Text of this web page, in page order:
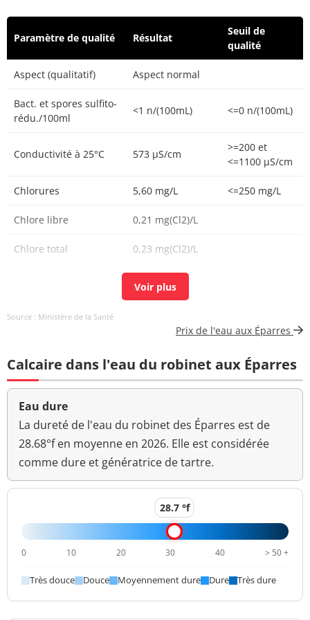
Paramètre de qualité Résultat
Seuil de
qualité
Aspect (qualitatif) Aspect normal
Bact. et spores sulfito-
rédu./100ml
<1 n/(100mL) <=0 n/(100mL)
Conductivité à 25°C 573 µS/cm
>=200 et
<=1100 µS/cm
Chlorures 5,60 mg/L <=250 mg/L
Chlore libre 0,21 mg(Cl2)/L
Chlore total 0,23 mg(Cl2)/L
N.M. mg/L
Carbone organique
0,61 mg(C)/L <=2 mg(C)/L
Coloration <5 mg(Pt)/L <=15 mg(Pt)/L
/100ml-MS
Bact. aér. revivifiables
<1 n/mL
Bact. aér. revivifiables
<1 n/mL
Ammonium (en NH4) <0,01 mg/L <=0,1 mg/L
anormal
Source : Ministère de la Santé
Prix de l'eau aux Éparres
Calcaire dans l'eau du robinet aux Éparres
Eau dure
La dureté de l'eau du robinet des Éparres est de
28.68°f en moyenne en 2026. Elle est considérée
comme dure et génératrice de tartre.
28.7 °f
0 10 20 30 40 > 50 +
Très douce Douce Moyennement dure Dure Très dure